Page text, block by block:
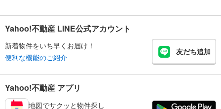
Yahoo!不動産 LINE公式アカウント
新着物件をいち早くお届け！
便利な機能のご紹介
友だち追加
Yahoo!不動産 アプリ
地図でサクッと物件探し